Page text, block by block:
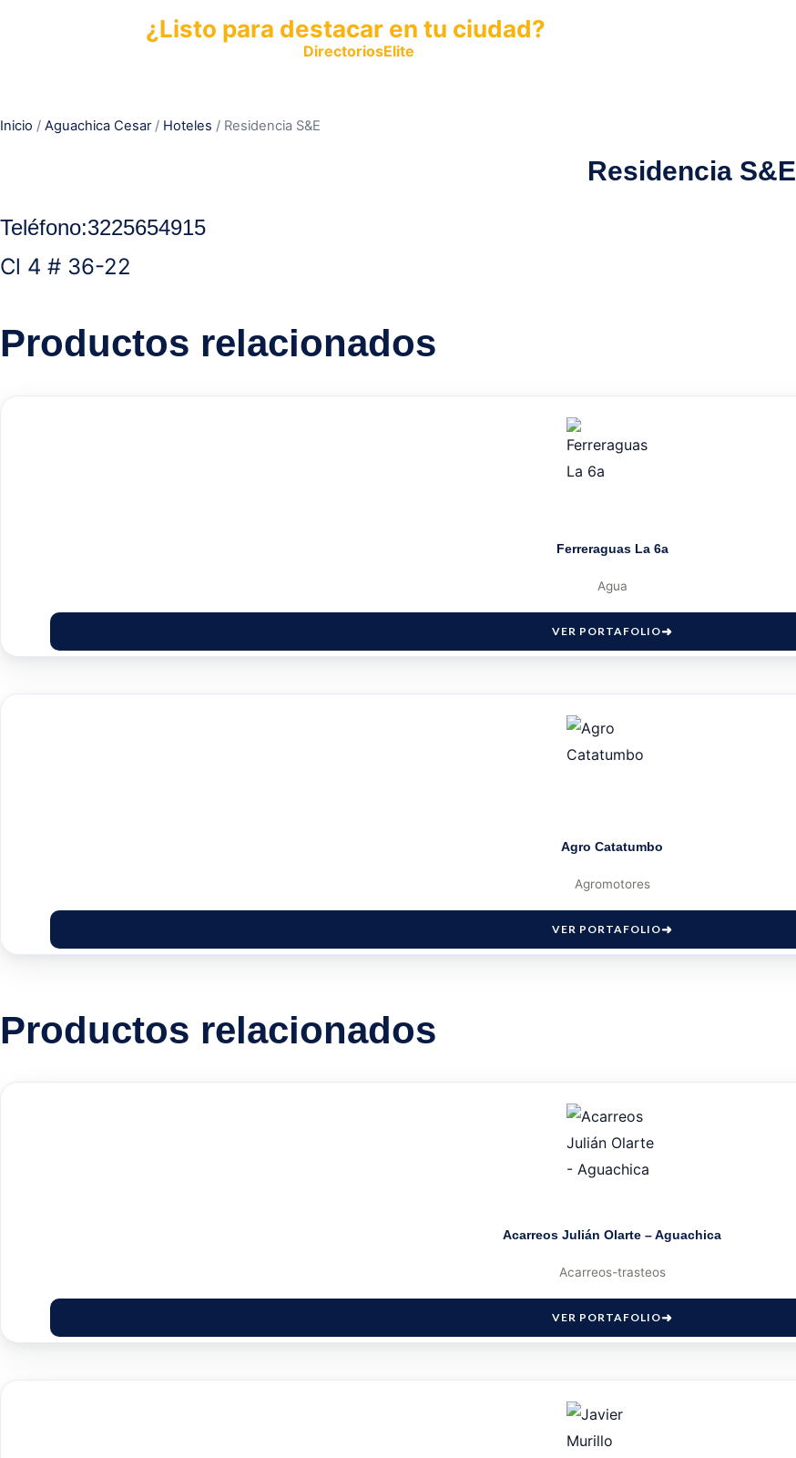
¿Listo para destacar en tu ciudad?
DirectoriosElite
Inicio / Aguachica Cesar/ Hoteles / Residencia S&E
Residencia S&E
Teléfono:3225654915
Cl 4 # 36-22
Productos relacionados
Ferreraguas La 6a
Agua
VER PORTAFOLIO
Agro Catatumbo
Agromotores
VER PORTAFOLIO
Productos relacionados
Acarreos Julián Olarte – Aguachica
Acarreos-trasteos
VER PORTAFOLIO